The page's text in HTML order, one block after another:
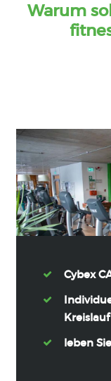
Warum
Cybex
Kreislauf
leben